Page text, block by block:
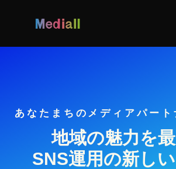
あなたまちのメディアパー
地域の魅力を
SNS運用の新し